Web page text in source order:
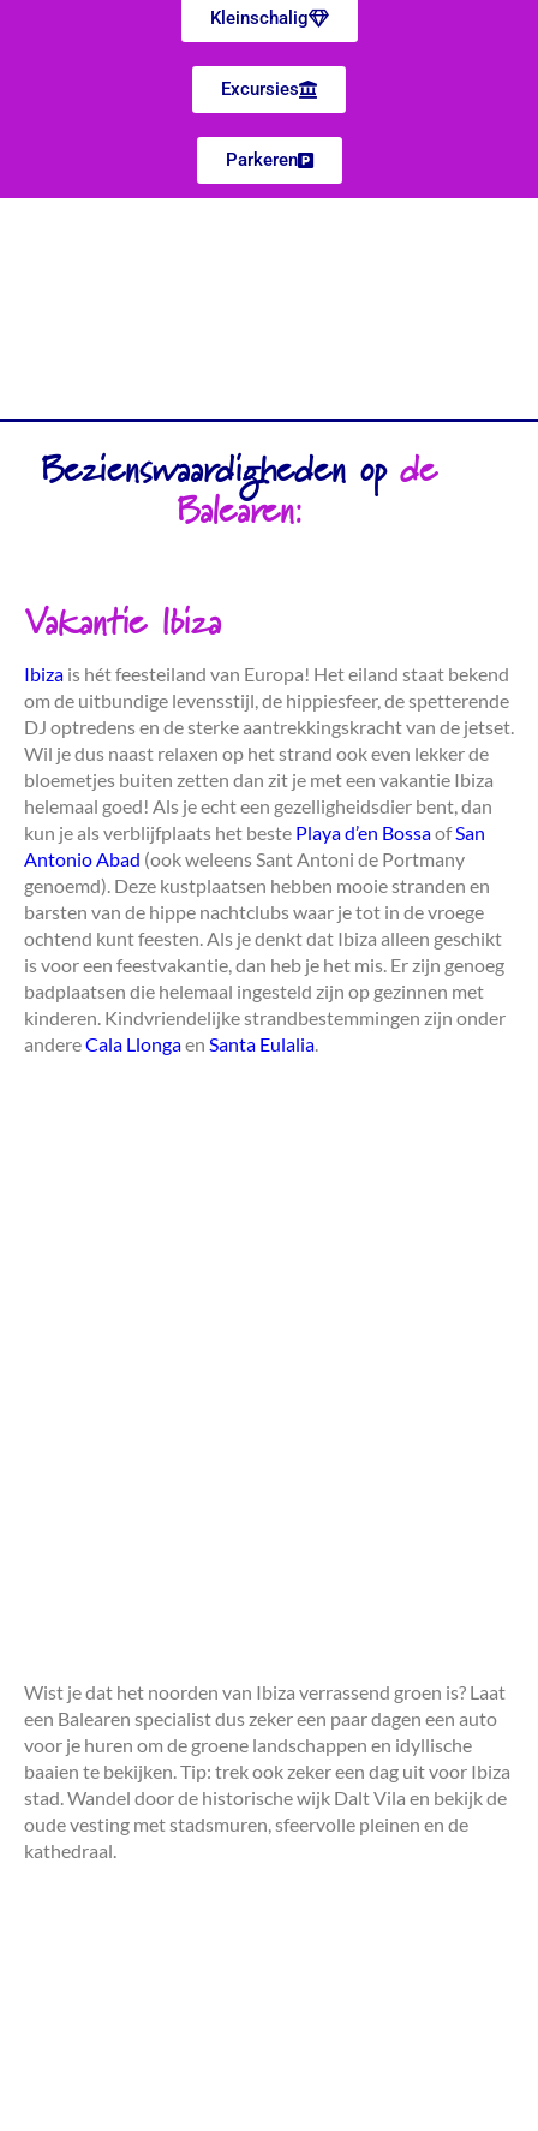
Kleinschalig
Excursies
Parkeren
Bezienswaardigheden op de
Balearen:
Vakantie Ibiza
Ibiza is hét feesteiland van Europa! Het eiland staat bekend
om de uitbundige levensstijl, de hippiesfeer, de spetterende
DJ optredens en de sterke aantrekkingskracht van de jetset.
Wil je dus naast relaxen op het strand ook even lekker de
bloemetjes buiten zetten dan zit je met een vakantie Ibiza
helemaal goed! Als je echt een gezelligheidsdier bent, dan
kun je als verblijfplaats het beste Playa d’en BossaofSan
Antonio Abad (ook weleens Sant Antoni de Portmany
genoemd). Deze kustplaatsen hebben mooie stranden en
barsten van de hippe nachtclubs waar je tot in de vroege
ochtend kunt feesten. Als je denkt dat Ibiza alleen geschikt
is voor een feestvakantie, dan heb je het mis. Er zijn genoeg
badplaatsen die helemaal ingesteld zijn op gezinnen met
kinderen. Kindvriendelijke strandbestemmingen zijn onder
andereCala Llongaen Santa Eulalia
Wist je dat het noorden van Ibiza verrassend groen is? Laat
een Balearen specialist dus zeker een paar dagen een auto
voor je huren om de groene landschappen en idyllische
baaien te bekijken. Tip: trek ook zeker een dag uit voor Ibiza
stad. Wandel door de historische wijk Dalt Vila en bekijk de
oude vesting met stadsmuren, sfeervolle pleinen en de
kathedraal.